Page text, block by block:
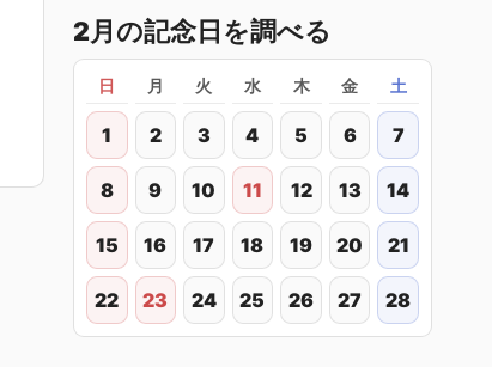
2月の記念日を調べる
日 月 火 水 木 金 土
1 2 3 4 5 6 7
8 9 10 11 12 13 14
15 16 17 18 19 20 21
22 23 24 25 26 27 28